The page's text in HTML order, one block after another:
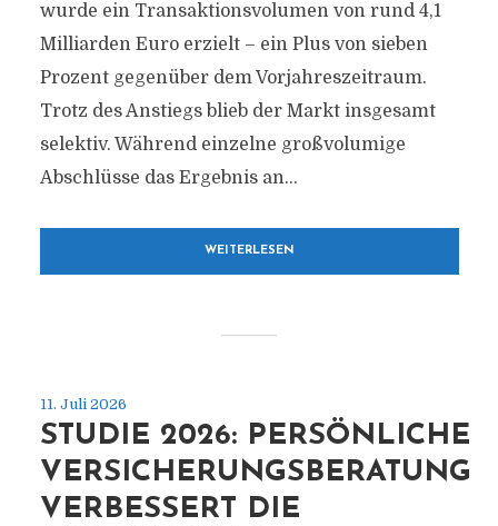
wurde ein Transaktionsvolumen von rund 4,1
Milliarden Euro erzielt – ein Plus von sieben
Prozent gegenüber dem Vorjahreszeitraum.
Trotz des Anstiegs blieb der Markt insgesamt
selektiv. Während einzelne großvolumige
Abschlüsse das Ergebnis an...
WEITERLESEN
11. Juli 2026
STUDIE 2026: PERSÖNLICHE
VERSICHERUNGSBERATUNG
VERBESSERT DIE